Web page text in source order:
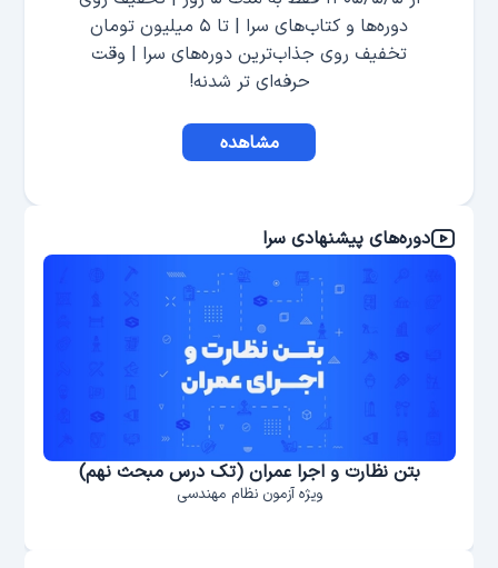
دوره‌ها و کتاب‌های سرا | تا ۵ میلیون تومان
تخفیف روی جذاب‌ترین دوره‌های سرا | وقت
حرفه‌ای تر شدنه!
مشاهده
دوره‌های پیشنهادی سرا
درس مبحث نهم) فولاد نظارت اجرا عمران (تک درس
ويژه آزمون نظام مهندسی